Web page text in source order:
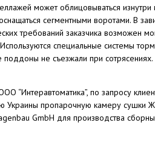
может облицовываться
сегментными воротами. В
требований заказчика возможен
Используются специальные системы
не съезжали при сотрясениях.
“Интеравтоматика”, по запросу
Украины пропарочную камеру сушки
GmbH для производства